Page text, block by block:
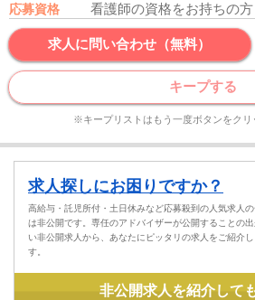
応募資格 看護師の資格をお持ちの方
求人に問い合わせ（無料）
キープする
※キープリストはもう一度ボタンをクリ
求人探しにお困りですか？
高給与・託児所付・土日休みなど応募殺到の人気求人
は非公開です。専任のアドバイザーが公開することの出
い非公開求人から、あなたにピッタリの求人をご紹介し
す。
非公開求人を紹介して